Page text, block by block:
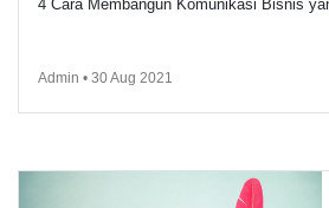
4 Cara Membangun Komunikasi Bisnis
Admin • 30 Aug 2021